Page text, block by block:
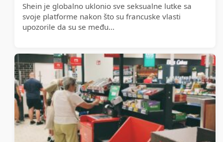
Shein je globalno uklonio sve seksualne lutke sa
svoje platforme nakon što su francuske vlasti
upozorile da su se među...